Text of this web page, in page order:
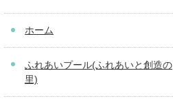
ホーム
ふれあいプール(ふれあいと創造の
里)